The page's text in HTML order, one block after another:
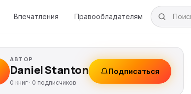
Впечатления Правообладателям
АВТОР
Daniel Stanton
0 книг · 0 подписчиков
Подписаться